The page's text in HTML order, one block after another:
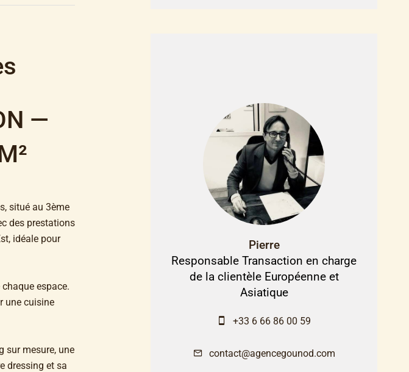
—
situé au 3ème
des prestations
idéale pour
espace.
une cuisine
sur mesure, une
dressing et sa
Pierre
Responsable Transaction en charge
de la clientèle Européenne et
Asiatique
+33 6 66 86 00 59
contact@agencegounod.com